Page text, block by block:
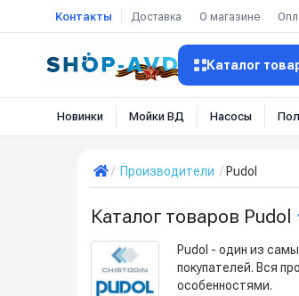
Контакты Доставка О магазине
Каталог
Новинки Мойки ВД Насосы
Производители Pudol
Каталог товаров Pudol
Pudol - один из
покупателей. Вся
особенностями.